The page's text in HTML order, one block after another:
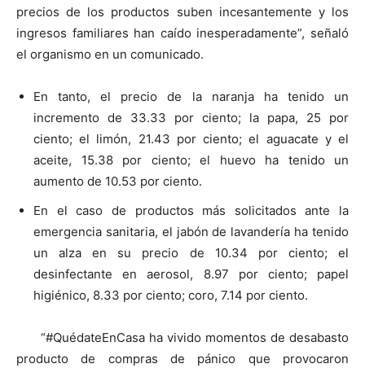
precios de los productos suben incesantemente y los
ingresos familiares han caído inesperadamente”, señaló
el organismo en un comunicado.
En tanto, el precio de la naranja ha tenido un
incremento de 33.33 por ciento; la papa, 25 por
ciento; el limón, 21.43 por ciento; el aguacate y el
aceite, 15.38 por ciento; el huevo ha tenido un
aumento de 10.53 por ciento.
En el caso de productos más solicitados ante la
emergencia sanitaria, el jabón de lavandería ha tenido
un alza en su precio de 10.34 por ciento; el
desinfectante en aerosol, 8.97 por ciento; papel
higiénico, 8.33 por ciento; coro, 7.14 por ciento.
“#QuédateEnCasa ha vivido momentos de desabasto
producto de compras de pánico que provocaron